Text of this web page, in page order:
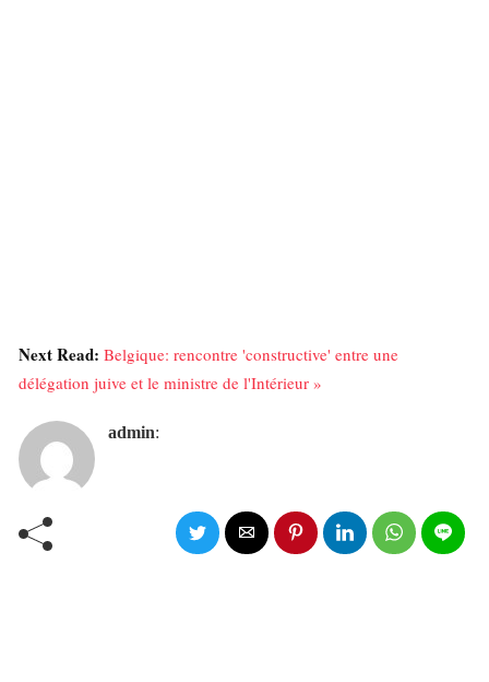
Next Read: Belgique: rencontre 'constructive' entre une
délégation juive et le ministre de l'Intérieur »
admin: